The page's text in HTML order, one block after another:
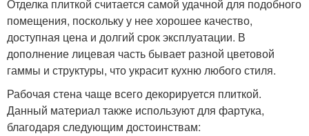
Отделка плиткой считается самой удачной для подобного
помещения, поскольку у нее хорошее качество,
доступная цена и долгий срок эксплуатации. В
дополнение лицевая часть бывает разной цветовой
гаммы и структуры, что украсит кухню любого стиля.
Рабочая стена чаще всего декорируется плиткой.
Данный материал также используют для фартука,
благодаря следующим достоинствам: